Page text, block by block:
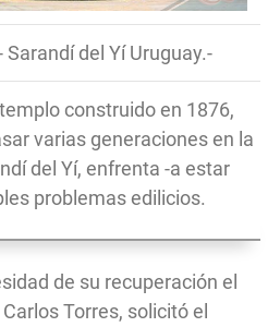
Sarandí del Yí Uruguay.-
construido en 1876,
varias generaciones en la
del Yí, enfrenta -a estar
problemas edilicios.
de su recuperación el
Torres, solicitó el